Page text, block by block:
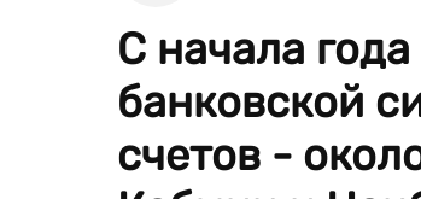
С начала
банковской
счетов -